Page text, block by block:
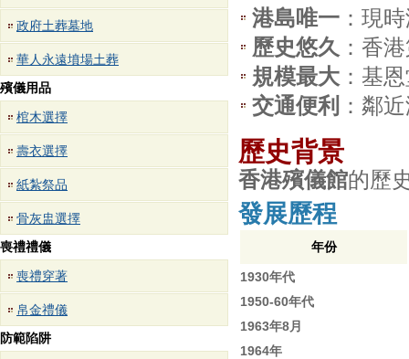
政府土葬墓地
華人永遠墳場土葬
殯儀用品
棺木選擇
壽衣選擇
紙紮祭品
骨灰盅選擇
喪禮禮儀
喪禮穿著
帛金禮儀
防範陷阱
港島唯一 ：現
歷史悠久 ：香
規模最大 ：基
交通便利 ：鄰
歷史背景
香港殯儀館的歷
發展歷程
年份
1930年代
1950-60年代
1963年8月
1964年